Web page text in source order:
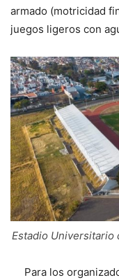
armado (motricidad
juegos ligeros con
Estadio Universitario
Para los